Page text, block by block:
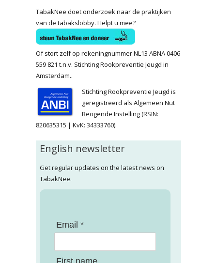
TabakNee doet onderzoek naar de praktijken
van de tabakslobby. Helpt u mee?
Of stort zelf op rekeningnummer NL13 ABNA 0406
559 821 t.n.v. Stichting Rookpreventie Jeugd in
Amsterdam..
Stichting Rookpreventie Jeugd is
geregistreerd als Algemeen Nut
Beogende Instelling (RSIN:
820635315 | KvK: 34333760).
English newsletter
Get regular updates on the latest news on
TabakNee.
Email *